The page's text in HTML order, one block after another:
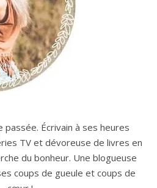
Écrivain à ses heures
TV et dévoreuse de livres en
du bonheur. Une blogueuse
coups de gueule et coups de